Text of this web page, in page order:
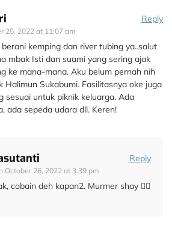
25, 2022 at 11:07 am
Reply
kemping dan river tubing ya..salut
mbak Isti dan suami yang sering ajak
ke mana-mana. Aku belum pernah nih
Halimun Sukabumi. Fasilitasnya oke juga
sesuai untuk piknik keluarga. Ada
ada sepeda udara dll. Keren!
October 26, 2022 at 3:39 pm
Reply
cobain deh kapan2. Murmer shay 👍🏻